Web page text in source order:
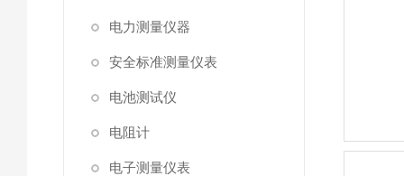
电力测量仪器
安全标准测量仪表
电池测试仪
电阻计
电子测量仪表